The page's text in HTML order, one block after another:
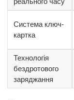
Система ключ-
картка
Технологія
бездротового
заряджання